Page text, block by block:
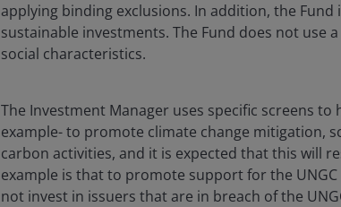
applying binding exclusions. In addition, the
sustainable investments. The Fund does not
social characteristics.
The Investment Manager uses specific screens
example- to promote climate change mitigation,
carbon activities, and it is expected that this will
example is that to promote support for the
not invest in issuers that are in breach of the